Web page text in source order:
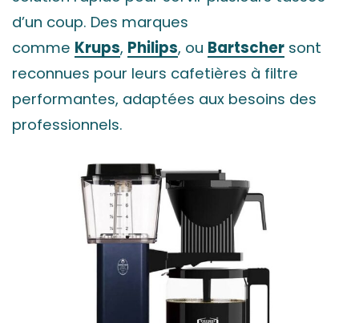
d’un coup. Des marques
comme Krups, Philips, ou Bartscher sont
reconnues pour leurs cafetières à filtre
performantes, adaptées aux besoins des
professionnels.